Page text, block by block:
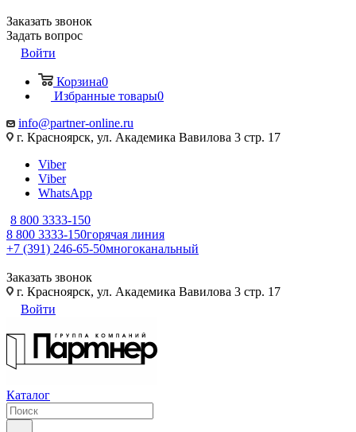
Заказать звонок
Задать вопрос
Войти
Корзина0
Избранные товары0
info@partner-online.ru
г. Красноярск, ул. Академика Вавилова 3 стр. 17
Viber
Viber
WhatsApp
8 800 3333-150
8 800 3333-150горячая линия
+7 (391) 246-65-50многоканальный
Заказать звонок
г. Красноярск, ул. Академика Вавилова 3 стр. 17
Войти
Каталог